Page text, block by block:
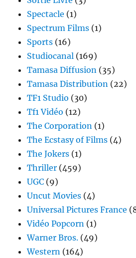
Spectacle (1)
Spectrum Films (1)
Sports (16)
Studiocanal (169)
Tamasa Diffusion (35)
Tamasa Distribution (22)
TF1 Studio (30)
Tf1 Vidéo (12)
The Corporation (1)
The Ecstasy of Films (4)
The Jokers (1)
Thriller (459)
UGC (9)
Uncut Movies (4)
Universal Pictures France
Vidéo Popcorn (1)
Warner Bros. (49)
Western (164)